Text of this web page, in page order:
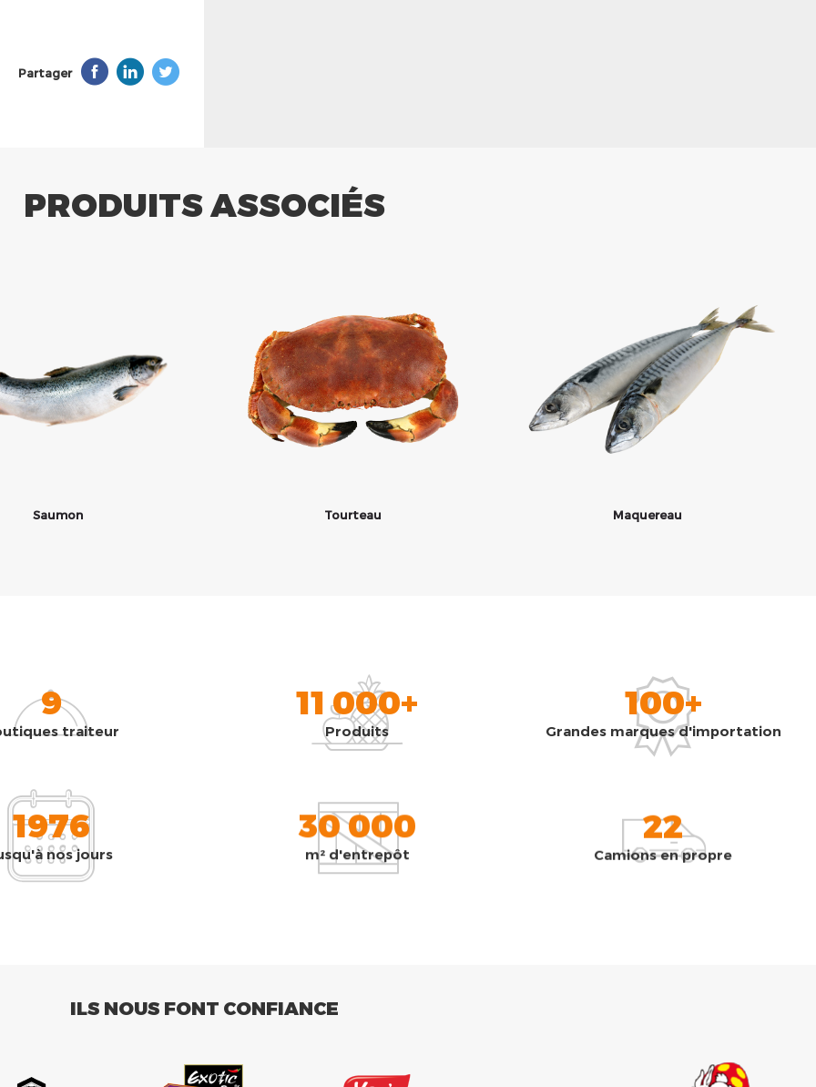
Partager
PRODUITS ASSOCIÉS
Saumon Tourteau Maquereau
9
traiteur
11 000+
Produits
100+
Grandes marques d'importation
1976
nos jours
30 000
m² d'entrepôt
22
Camions en propre
ILS NOUS FONT CONFIANCE